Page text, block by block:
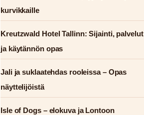
kurvikkaille
Kreutzwald Hotel Tallinn: Sijainti, palvelut
ja käytännön opas
Jali ja suklaatehdas rooleissa – Opas
näyttelijöistä
Isle of Dogs – elokuva ja Lontoon